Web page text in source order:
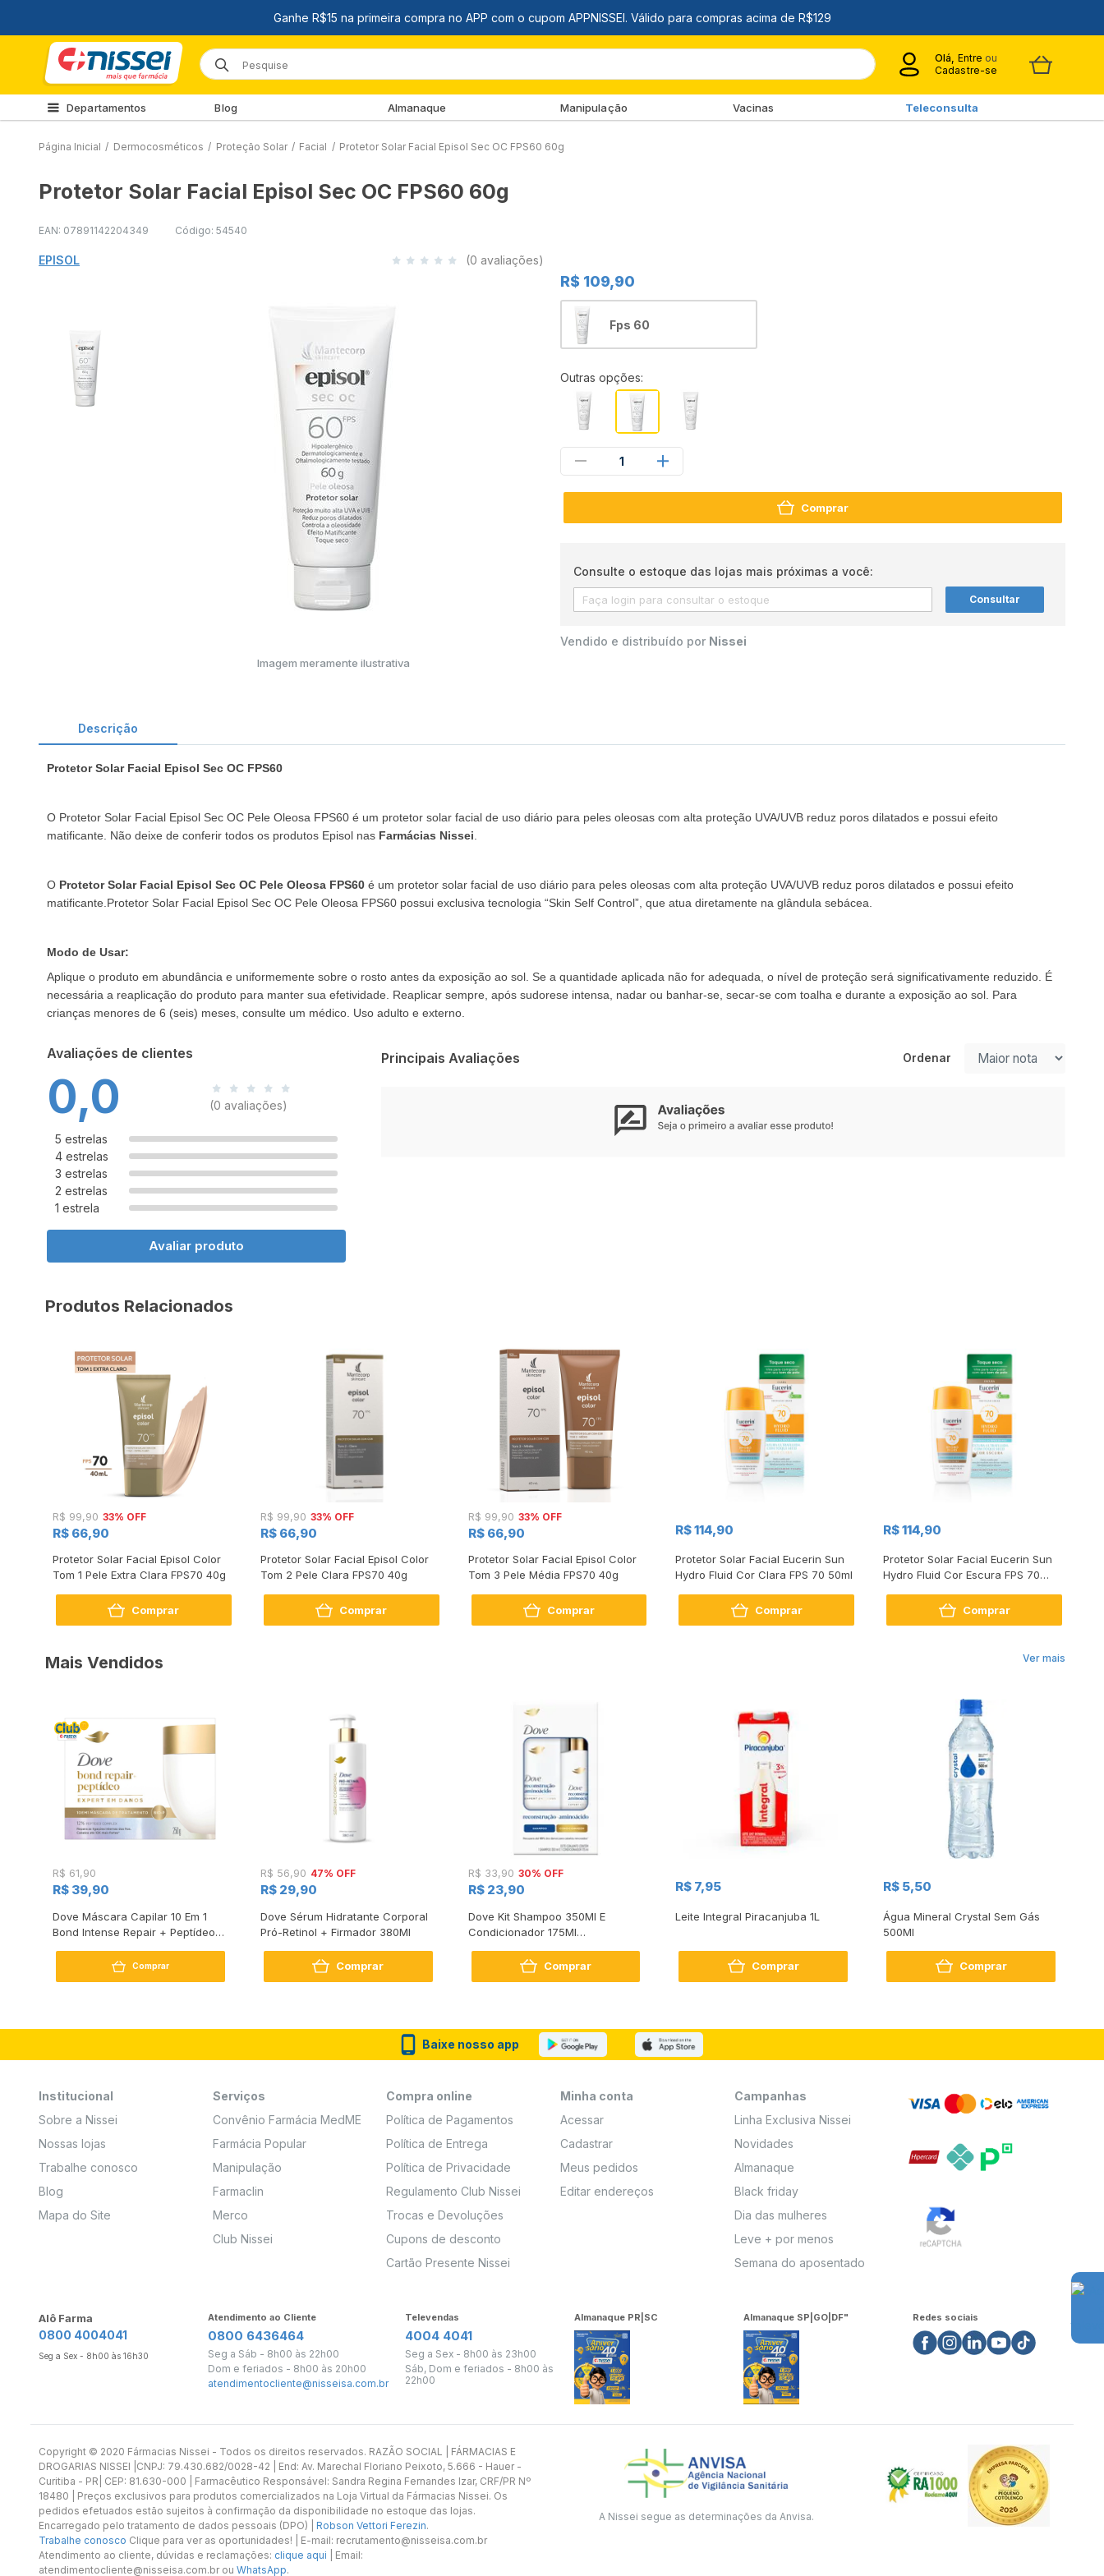
Olá, Entre ou
Cadastre-se
Departamentos Blog Almanaque Manipulação Vacinas Teleconsulta
Página Inicial / Dermocosméticos / Proteção Solar / Facial / Protetor Solar Facial Episol Sec OC FPS60 60g
Protetor Solar Facial Episol Sec OC FPS60 60g
EAN: 07891142204349 Código: 54540
EPISOL (0 avaliações)
Imagem meramente ilustrativa
R$ 109,90
Fps 60
Outras opções:
1
Comprar
Consulte o estoque das lojas mais próximas a você:
Consultar
Vendido e distribuído por Nissei
Descrição
Protetor Solar Facial Episol Sec OC FPS60
O Protetor Solar Facial Episol Sec OC Pele Oleosa FPS60 é um protetor solar facial de uso diário para peles oleosas com alta proteção UVA/UVB reduz poros dilatados e possui efeito
matificante. Não deixe de conferir todos os produtos Episol nas Farmácias Nissei
O Protetor Solar Facial Episol Sec OC Pele Oleosa FPS60 é um protetor solar facial de uso diário para peles oleosas com alta proteção UVA/UVB reduz poros dilatados e possui efeito
matificante.Protetor Solar Facial Episol Sec OC Pele Oleosa FPS60 possui exclusiva tecnologia “Skin Self Control”, que atua diretamente na glândula sebácea.
Modo de Usar:
Aplique o produto em abundância e uniformemente sobre o rosto antes da exposição ao sol. Se a quantidade aplicada não for adequada, o nível de proteção será significativamente reduzido. É
necessária a reaplicação do produto para manter sua efetividade. Reaplicar sempre, após sudorese intensa, nadar ou banhar-se, secar-se com toalha e durante a exposição ao sol. Para
crianças menores de 6 (seis) meses, consulte um médico. Uso adulto e externo.
Avaliações de clientes
0,0 (0 avaliações)
5 estrelas
4 estrelas
3 estrelas
2 estrelas
1 estrela
Avaliar produto
Principais Avaliações Ordenar
Produtos Relacionados
R$ 99,90 33% OFF
R$ 66,90
Protetor Solar Facial Episol Color
Tom 1 Pele Extra Clara FPS70 40g
Comprar
R$ 99,90 33% OFF
R$ 66,90
Protetor Solar Facial Episol Color
Tom 2 Pele Clara FPS70 40g
Comprar
R$ 99,90 33% OFF
R$ 66,90
Protetor Solar Facial Episol Color
Tom 3 Pele Média FPS70 40g
Comprar
R$ 114,90
Protetor Solar Facial Eucerin Sun
Hydro Fluid Cor Clara FPS 70 50ml
Comprar
R$ 114,90
Protetor Solar Facial Eucerin Sun
Hydro Fluid Cor Escura FPS 70
Comprar
Ver mais
Mais Vendidos
R$ 61,90
R$ 39,90
Dove Máscara Capilar 10 Em 1
Bond Intense Repair + Peptídeo
Comprar
R$ 56,90 47% OFF
R$ 29,90
Dove Sérum Hidratante Corporal
Pró-Retinol + Firmador 380Ml
Comprar
R$ 33,90 30% OFF
R$ 23,90
Dove Kit Shampoo 350Ml E
Condicionador 175Ml
Comprar
R$ 7,95
Leite Integral Piracanjuba 1L
Comprar
R$ 5,50
Água Mineral Crystal Sem Gás
500Ml
Comprar
Baixe nosso app
Institucional
Sobre a Nissei
Nossas lojas
Trabalhe conosco
Blog
Mapa do Site
Serviços
Convênio Farmácia MedME
Farmácia Popular
Manipulação
Farmaclin
Merco
Club Nissei
Compra online
Política de Pagamentos
Política de Entrega
Política de Privacidade
Regulamento Club Nissei
Trocas e Devoluções
Cupons de desconto
Cartão Presente Nissei
Minha conta
Acessar
Cadastrar
Meus pedidos
Editar endereços
Campanhas
Linha Exclusiva Nissei
Novidades
Almanaque
Black friday
Dia das mulheres
Leve + por menos
Semana do aposentado
Alô Farma
0800 4004041
Seg a Sex - 8h00 às 16h30
Atendimento ao Cliente
0800 6436464
Seg a Sáb - 8h00 às 22h00
Dom e feriados - 8h00 às 20h00
atendimentocliente@nisseisa.com.br
Televendas
4004 4041
Seg a Sex - 8h00 às 23h00
Sáb, Dom e feriados - 8h00 às
22h00
Almanaque PR|SC Almanaque SP|GO|DF" Redes sociais
Copyright ©️ 2020 Fármacias Nissei - Todos os direitos reservados. RAZÃO SOCIAL | FÁRMACIAS E
DROGARIAS NISSEI |CNPJ: 79.430.682/0028-42 | End: Av. Marechal Floriano Peixoto, 5.666 - Hauer -
Curitiba - PR| CEP: 81.630-000 | Farmacêutico Responsável: Sandra Regina Fernandes Izar, CRF/PR Nº
18480 | Preços exclusivos para produtos comercializados na Loja Virtual da Fármacias Nissei. Os
pedidos efetuados estão sujeitos à confirmação da disponibilidade no estoque das lojas.
Encarregado pelo tratamento de dados pessoais (DPO) | Robson Vettori Ferezin.
Trabalhe conosco Clique para ver as oportunidades! | E-mail: recrutamento@nisseisa.com.br
Atendimento ao cliente, dúvidas e reclamações: clique aqui | Email:
atendimentocliente@nisseisa.com.br ou WhatsApp.
A Nissei segue as determinações da Anvisa.